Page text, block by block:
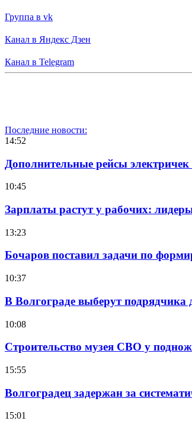
Группа в vk
Канал в Яндекс Дзен
Канал в Telegram
Последние новости:
14:52
Дополнительные рейсы
10:45
Зарплаты растут у рабочих:
13:23
Бочаров поставил задачи по
10:37
В Волгограде выберут подрядчика
10:08
Строительство музея СВО у
15:55
Волгоградец задержан за
15:01